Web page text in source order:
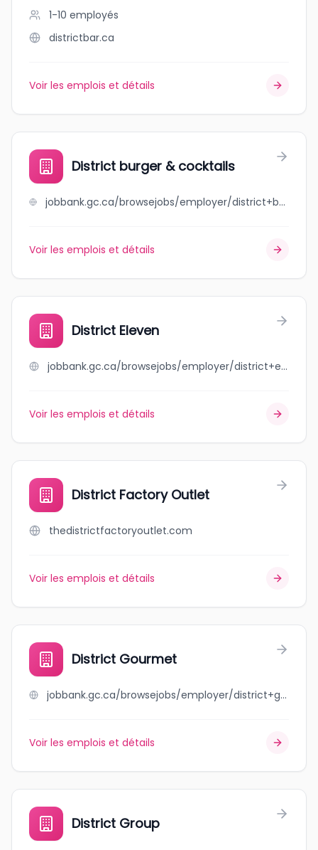
1-10 employés
districtbar.ca
Voir les emplois et détails
District burger & cocktails
jobbank.gc.ca/browsejobs/employer/district+burger+%26+cocktails/ca
Voir les emplois et détails
District Eleven
jobbank.gc.ca/browsejobs/employer/district+eleven/ca
Voir les emplois et détails
District Factory Outlet
thedistrictfactoryoutlet.com
Voir les emplois et détails
District Gourmet
jobbank.gc.ca/browsejobs/employer/district+gourmet/ca
Voir les emplois et détails
District Group